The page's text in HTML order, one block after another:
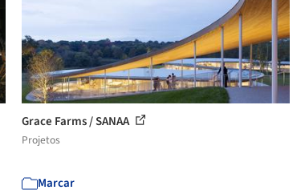
Grace Farms / SANAA
Projetos
Marcar